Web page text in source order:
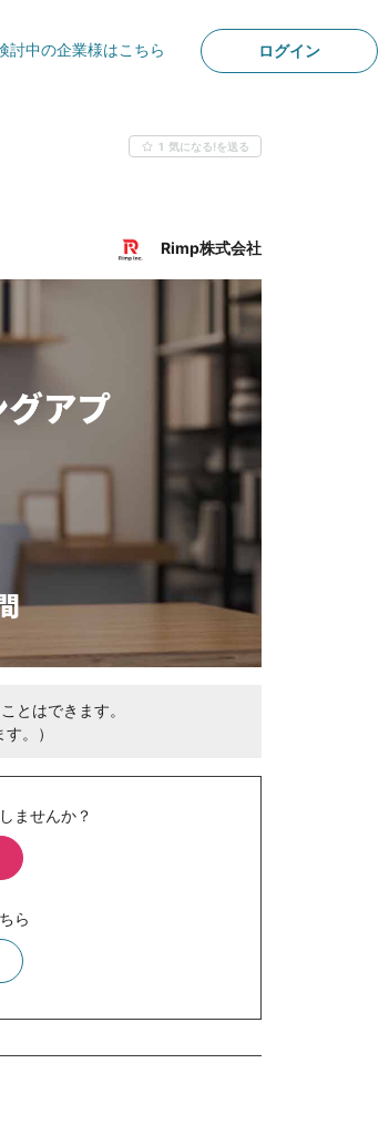
討中の企業様はこちら ログイン
1 気になる!を送る
Rimp株式会社
とはできます。
。）
ませんか？
ら